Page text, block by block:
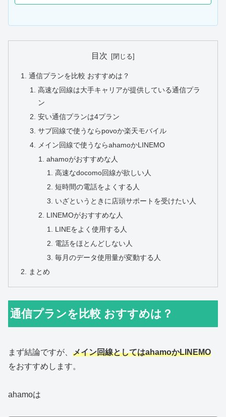
目次
通信プランを比較 おすすめは？
高速な回線は大手キャリアが提供している通信プラ
ン
安い通信プランは4プラン
サブ回線で使うならpovoか楽天モバイル
メイン回線で使うならahamoかLINEMO
ahamoがおすすめな人
高速なdocomo回線が欲しい人
短時間の電話をよくする人
いざというときに店頭サポートを受けたい人
LINEMOがおすすめな人
LINEをよく使用する人
電話をほとんどしない人
毎月のデータ使用量が変動する人
まとめ
通信プランを比較 おすすめは？
まず結論ですが、 メイン回線としてはahamoかLINEMO
をおすすめします。
ahamoは